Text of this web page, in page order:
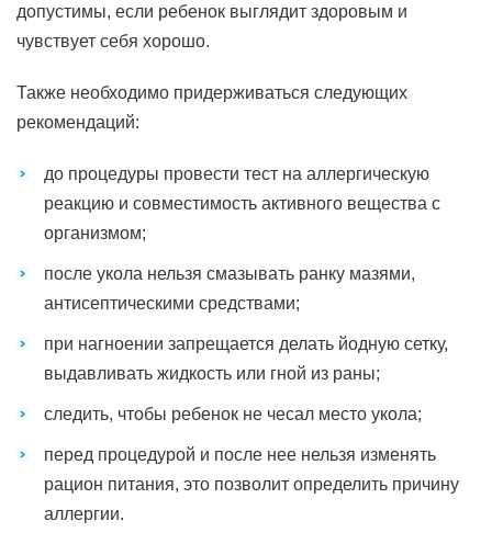
допустимы, если ребенок выглядит здоровым и
чувствует себя хорошо.
Также необходимо придерживаться следующих
рекомендаций:
до процедуры провести тест на аллергическую
реакцию и совместимость активного вещества с
организмом;
после укола нельзя смазывать ранку мазями,
антисептическими средствами;
при нагноении запрещается делать йодную сетку,
выдавливать жидкость или гной из раны;
следить, чтобы ребенок не чесал место укола;
перед процедурой и после нее нельзя изменять
рацион питания, это позволит определить причину
аллергии.